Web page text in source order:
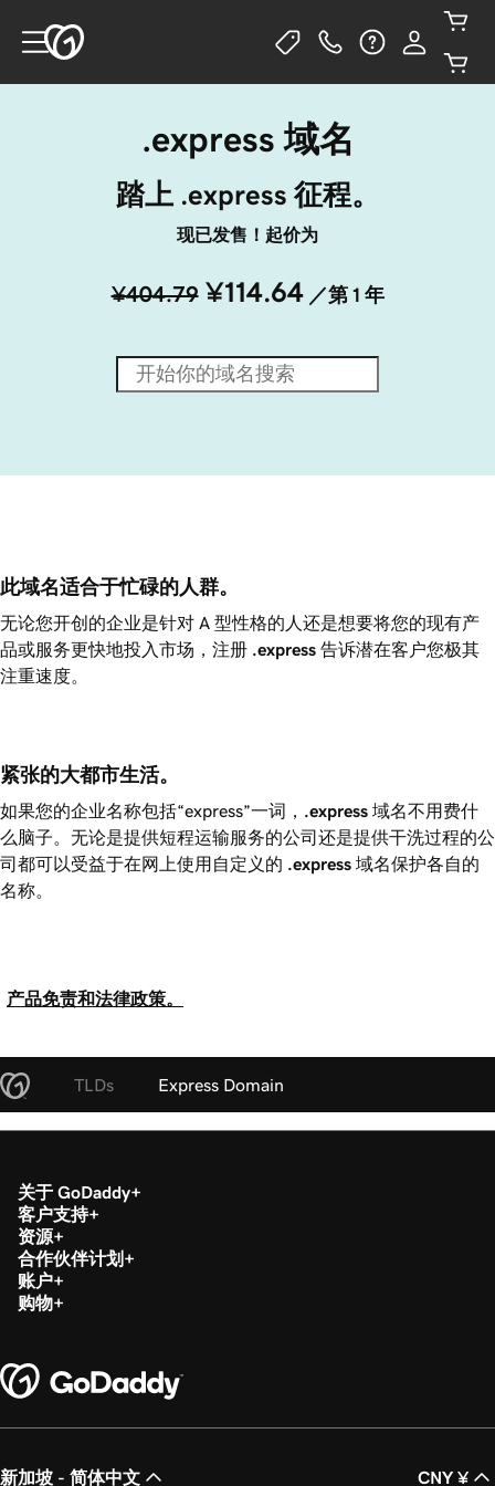
.express 域名
踏上 .express 征程。
现已发售！起价为
¥404.79 ¥114.64 ／第 1 年
此域名适合于忙碌的人群。
无论您开创的企业是针对 A 型性格的人还是想要将您的现有产
品或服务更快地投入市场，注册 .express 告诉潜在客户您极其
注重速度。
紧张的大都市生活。
如果您的企业名称包括“express”一词， .express 域名不用费什
么脑子。无论是提供短程运输服务的公司还是提供干洗过程的公
司都可以受益于在网上使用自定义的 .express 域名保护各自的
名称。
产品免责和法律政策。
TLDs Express Domain
关于 GoDaddy
客户支持
资源
合作伙伴计划
账户
购物
新加坡 - 简体中文 CNY ¥